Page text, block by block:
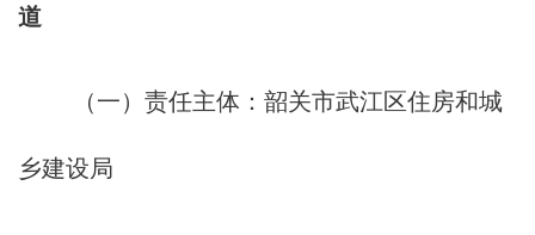
道
（一）责任主体：韶关市武江区住房和城
乡建设局